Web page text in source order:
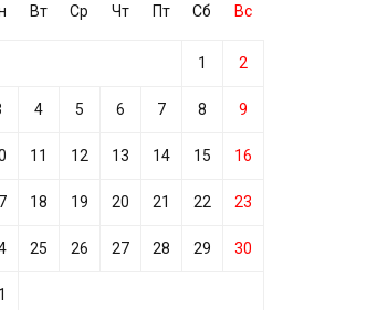
Вт Ср Чт Пт Сб Вс
1 2
4 5 6 7 8 9
11 12 13 14 15 16
18 19 20 21 22 23
25 26 27 28 29 30